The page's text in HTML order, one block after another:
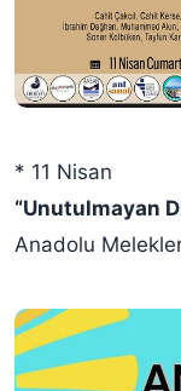
* 11
“Unutulmayan
Anadolu